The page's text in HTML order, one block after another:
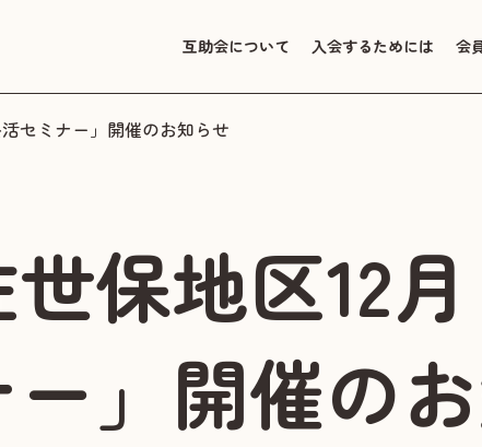
互助会について 入会するためには 会
セミナー」開催のお知らせ
保地区12
ー」開催の